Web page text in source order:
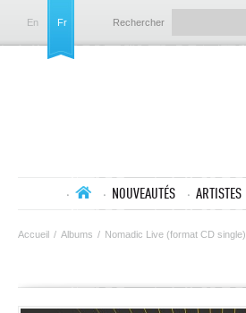
En Fr Rechercher
NOUVEAUTÉS ARTISTES
Accueil / Albums / Nomadic Live (format CD single)